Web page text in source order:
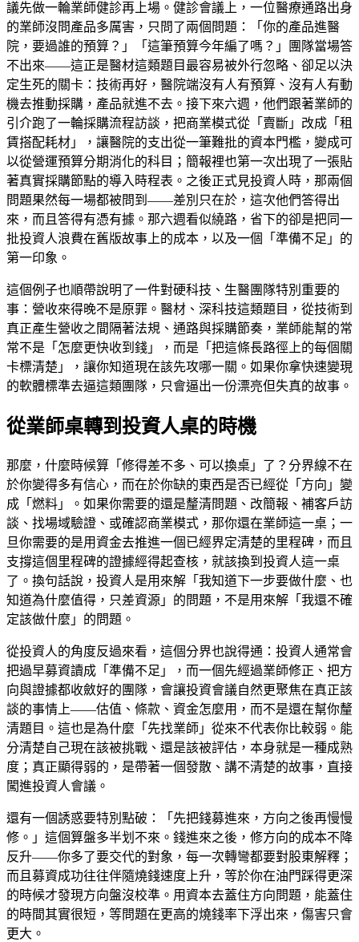
議先做一輪業師健診再上場。健診會議上，一位醫療通路出身
的業師沒問產品多厲害，只問了兩個問題：「你的產品進醫
院，要過誰的預算？」「這筆預算今年編了嗎？」團隊當場答
不出來——這正是醫材這類題目最容易被外行忽略、卻足以決
定生死的關卡：技術再好，醫院端沒有人有預算、沒有人有動
機去推動採購，產品就進不去。接下來六週，他們跟著業師的
引介跑了一輪採購流程訪談，把商業模式從「賣斷」改成「租
賃搭配耗材」，讓醫院的支出從一筆難批的資本門檻，變成可
以從營運預算分期消化的科目；簡報裡也第一次出現了一張貼
著真實採購節點的導入時程表。之後正式見投資人時，那兩個
問題果然每一場都被問到——差別只在於，這次他們答得出
來，而且答得有憑有據。那六週看似繞路，省下的卻是把同一
批投資人浪費在舊版故事上的成本，以及一個「準備不足」的
第一印象。
這個例子也順帶說明了一件對硬科技、生醫團隊特別重要的
事：營收來得晚不是原罪。醫材、深科技這類題目，從技術到
真正產生營收之間隔著法規、通路與採購節奏，業師能幫的常
常不是「怎麼更快收到錢」，而是「把這條長路徑上的每個關
卡標清楚」，讓你知道現在該先攻哪一關。如果你拿快速變現
的軟體標準去逼這類團隊，只會逼出一份漂亮但失真的故事。
從業師桌轉到投資人桌的時機
那麼，什麼時候算「修得差不多、可以換桌」了？分界線不在
於你變得多有信心，而在於你缺的東西是否已經從「方向」變
成「燃料」。如果你需要的還是釐清問題、改簡報、補客戶訪
談、找場域驗證、或確認商業模式，那你還在業師這一桌；一
旦你需要的是用資金去推進一個已經界定清楚的里程碑，而且
支撐這個里程碑的證據經得起查核，就該換到投資人這一桌
了。換句話說，投資人是用來解「我知道下一步要做什麼、也
知道為什麼值得，只差資源」的問題，不是用來解「我還不確
定該做什麼」的問題。
從投資人的角度反過來看，這個分界也說得通：投資人通常會
把過早募資讀成「準備不足」，而一個先經過業師修正、把方
向與證據都收斂好的團隊，會讓投資會議自然更聚焦在真正該
談的事情上——估值、條款、資金怎麼用，而不是還在幫你釐
清題目。這也是為什麼「先找業師」從來不代表你比較弱。能
分清楚自己現在該被挑戰、還是該被評估，本身就是一種成熟
度；真正顯得弱的，是帶著一個發散、講不清楚的故事，直接
闖進投資人會議。
還有一個誘惑要特別點破：「先把錢募進來，方向之後再慢慢
修。」這個算盤多半划不來。錢進來之後，修方向的成本不降
反升——你多了要交代的對象，每一次轉彎都要對股東解釋；
而且募資成功往往伴隨燒錢速度上升，等於你在油門踩得更深
的時候才發現方向盤沒校準。用資本去蓋住方向問題，能蓋住
的時間其實很短，等問題在更高的燒錢率下浮出來，傷害只會
更大。